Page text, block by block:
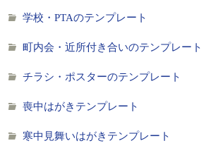
学校・PTAのテンプレート
町内会・近所付き合いのテンプレート
チラシ・ポスターのテンプレート
喪中はがきテンプレート
寒中見舞いはがきテンプレート